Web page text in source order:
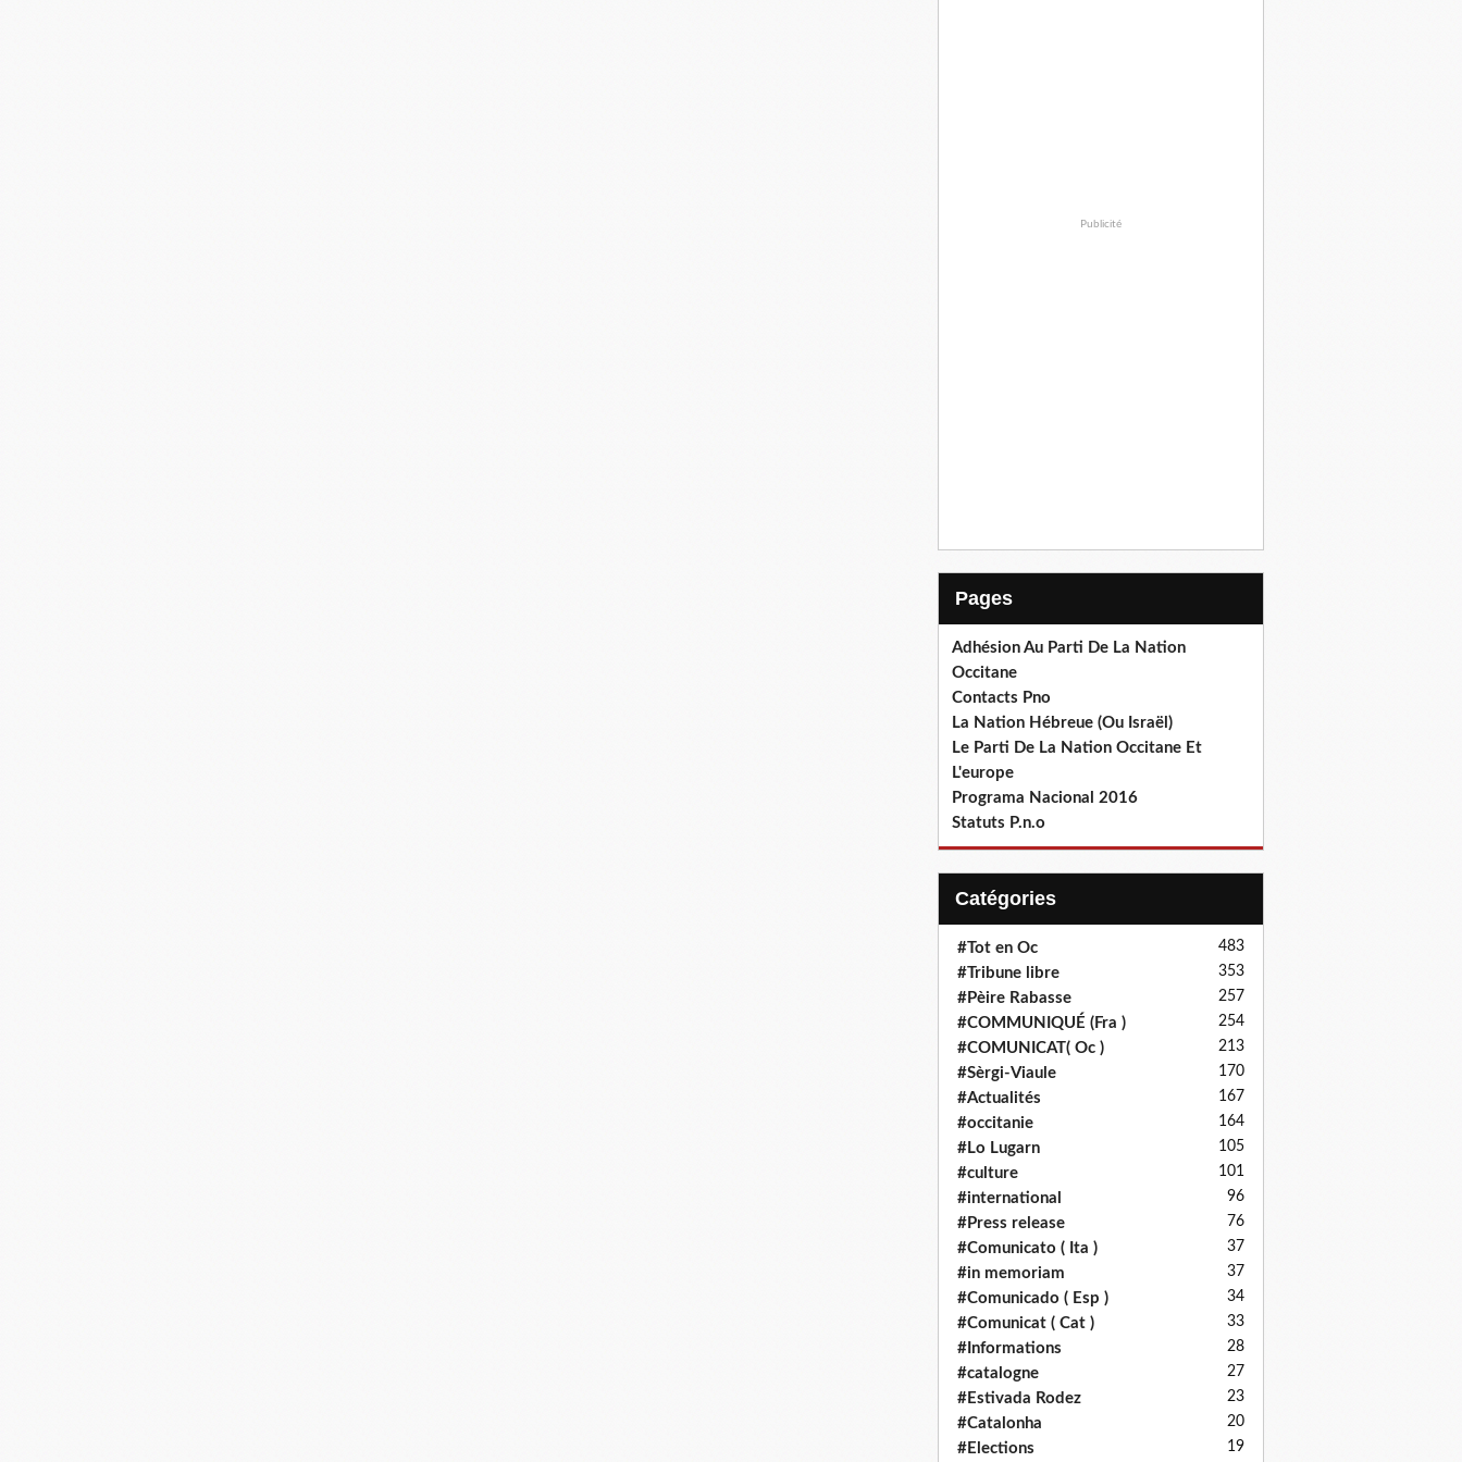
Publicité
Pages
Adhésion Au Parti De La Nation
Occitane
Contacts Pno
La Nation Hébreue (Ou Israël)
Le Parti De La Nation Occitane Et
L'europe
Programa Nacional 2016
Statuts P.n.o
Catégories
#Tot en Oc 483
#Tribune libre 353
#Pèire Rabasse 257
#COMMUNIQUÉ (Fra ) 254
#COMUNICAT( Oc ) 213
#Sèrgi-Viaule 170
#Actualités 167
#occitanie 164
#Lo Lugarn 105
#culture 101
#international 96
#Press release 76
#Comunicato ( Ita ) 37
#in memoriam 37
#Comunicado ( Esp ) 34
#Comunicat ( Cat ) 33
#Informations 28
#catalogne 27
#Estivada Rodez 23
#Catalonha 20
#Elections 19